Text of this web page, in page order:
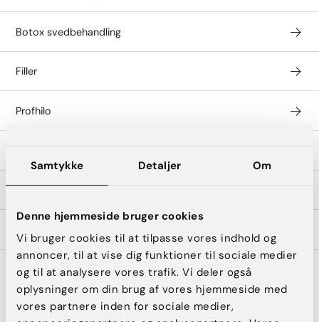
Samtykke Detaljer Om
Denne hjemmeside bruger cookies
Vi bruger cookies til at tilpasse vores indhold og
annoncer, til at vise dig funktioner til sociale medier
og til at analysere vores trafik. Vi deler også
oplysninger om din brug af vores hjemmeside med
vores partnere inden for sociale medier,
Botox svedbehandling
Filler
Profhilo
Profhilo Structura
Skinbooster